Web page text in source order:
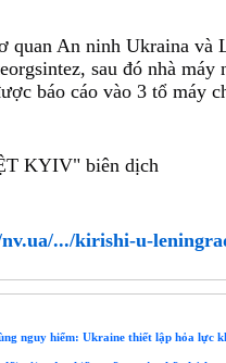
quan An ninh Ukraina và
sau đó nhà
báo cáo vào 3 tổ máy
KYIV" biên dịch
.../kirishi-u-
nguy hiểm: Ukraine thiết lập hỏa lực